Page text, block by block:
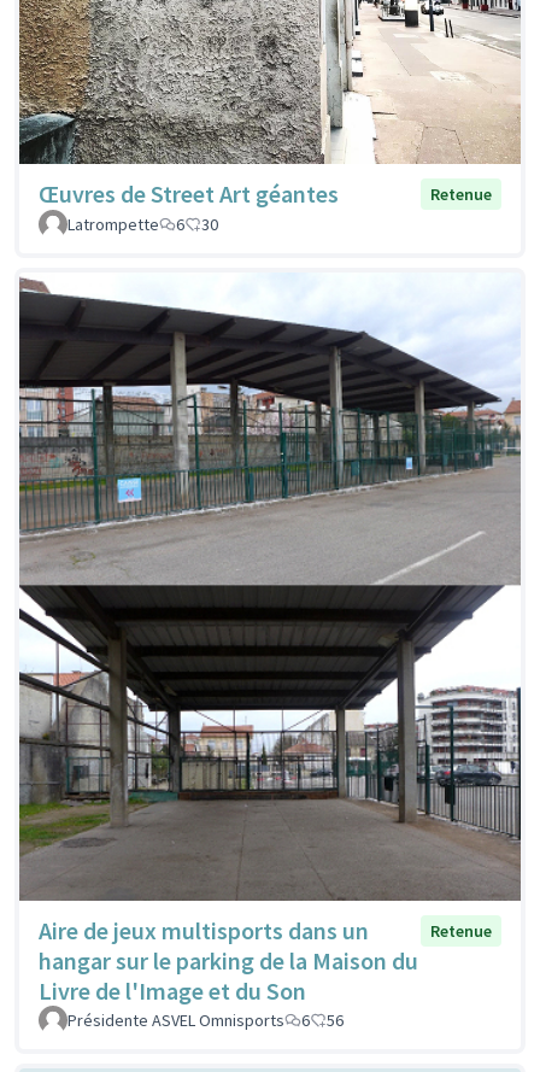
Œuvres de Street Art géantes
Retenue
Latrompette
6 30
Aire de jeux multisports dans un
hangar sur le parking de la Maison du
Livre de l'Image et du Son
Retenue
Présidente ASVEL Omnisports 6 56